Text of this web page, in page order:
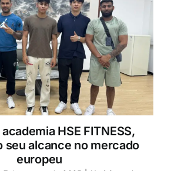
HSE FITNESS,
seu alcance no mercado
europeu